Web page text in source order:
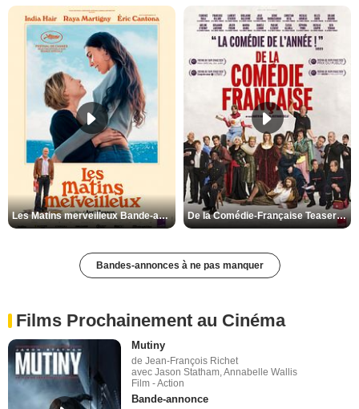
Les Matins merveilleux Bande-annonce VF De la Comédie-Française Teaser VF
Bandes-annonces à ne pas manquer
Films Prochainement au Cinéma
Mutiny
de Jean-François Richet
avec Jason Statham, Annabelle Wallis
Film - Action
Bande-annonce